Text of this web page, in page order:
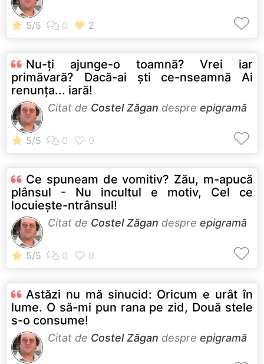
Nu-ţi ajunge-o toamnă? Vrei iar
primăvară? Dacă-ai şti ce-nseamnă Ai
renunţa... iară!
Citat de Costel Zăgan despre epigramă
Ce spuneam de vomitiv? Zău, m-apucă
plânsul - Nu incultul e motiv, Cel ce
locuieşte-ntrânsul!
Citat de Costel Zăgan despre epigramă
Astăzi nu mă sinucid: Oricum e urât în
lume. O să-mi pun rana pe zid, Două stele
s-o consume!
Citat de Costel Zăgan despre epigramă